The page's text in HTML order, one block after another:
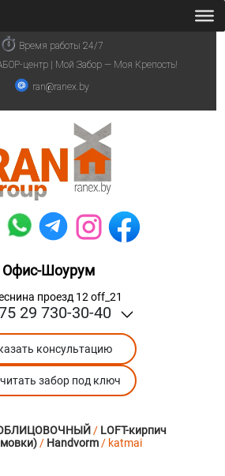
Время работы 24/7
центр | Мой Забор — Моя Крепость!
ran@ranex.by
Офис-Шоурум
проезд 12 off_21
29 730-30-40
консультацию
забор под ключ
/ LOFT-кирпич
/ Handvorm/ katmai